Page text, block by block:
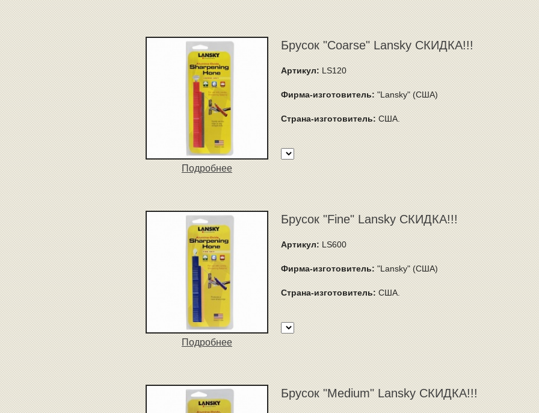
Подробнее
Брусок "Coarse" Lansky СКИДКА!!!
Артикул:LS120
Фирма-изготовитель:"Lansky" (США)
Страна-изготовитель:США.
Подробнее
Брусок "Fine" Lansky СКИДКА!!!
Артикул:LS600
Фирма-изготовитель:"Lansky" (США)
Страна-изготовитель:США.
Брусок "Medium" Lansky СКИДКА!!!